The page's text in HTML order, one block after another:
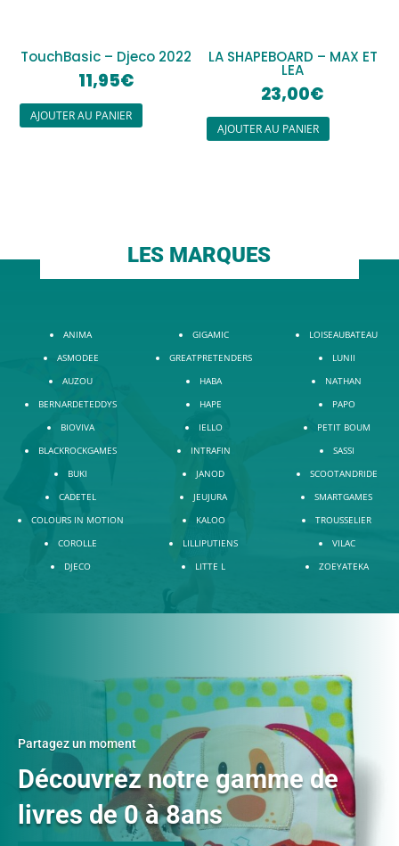
TouchBasic – Djeco 2022
11,95€
AJOUTER AU PANIER
LA SHAPEBOARD – MAX ET
LEA
23,00€
AJOUTER AU PANIER
LES MARQUES
ANIMA
ASMODEE
AUZOU
BERNARDETEDDYS
BIOVIVA
BLACKROCKGAMES
BUKI
CADETEL
COLOURS IN MOTION
COROLLE
DJECO
GIGAMIC
GREATPRETENDERS
HABA
HAPE
IELLO
INTRAFIN
JANOD
JEUJURA
KALOO
LILLIPUTIENS
LITTE L
LOISEAUBATEAU
LUNII
NATHAN
PAPO
PETIT BOUM
SASSI
SCOOTANDRIDE
SMARTGAMES
TROUSSELIER
VILAC
ZOEYATEKA
Partagez un moment
Découvrez notre gamme de
livres de 0 à 8ans